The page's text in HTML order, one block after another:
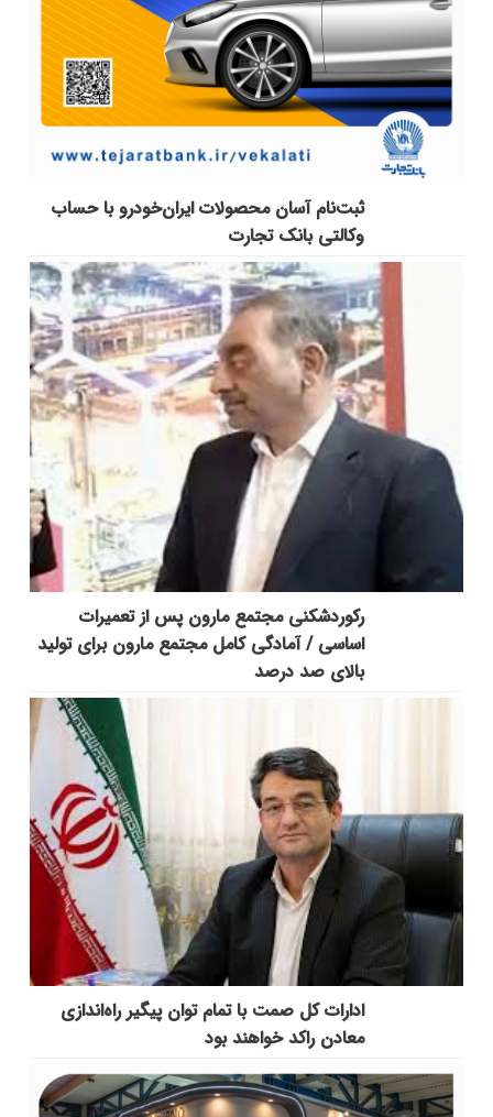
ثبت‌نام آسان محصولات ایران‌خودرو با حساب
وکالتی بانک تجارت
رکوردشکنی مجتمع مارون پس از تعمیرات
اساسی / آمادگی کامل مجتمع مارون برای تولید
بالای صد درصد
ادارات کل صمت با تمام توان پیگیر راه‌اندازی
معادن راکد خواهند بود